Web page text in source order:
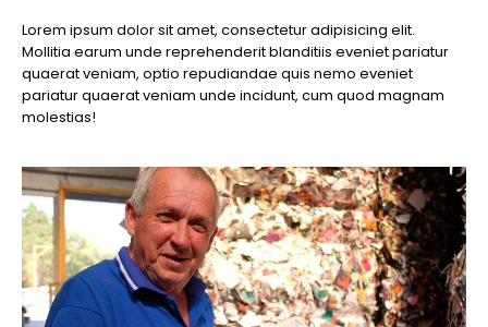
Lorem ipsum dolor sit amet, consectetur adipisicing elit.
Mollitia earum unde reprehenderit blanditiis eveniet pariatur
quaerat veniam, optio repudiandae quis nemo eveniet
pariatur quaerat veniam unde incidunt, cum quod magnam
molestias!